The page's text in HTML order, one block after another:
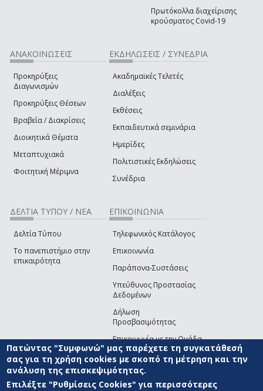
Πρωτόκολλα διαχείρισης
κρούσματος Covid-19
ΑΝΑΚΟΙΝΩΣΕΙΣ
Προκηρύξεις
Διαγωνισμών
Προκηρύξεις Θέσεων
Βραβεία / Διακρίσεις
Διοικητικά Θέματα
Μεταπτυχιακά
Φοιτητική Μέριμνα
ΕΚΔΗΛΩΣΕΙΣ / ΣΥΝΕΔΡΙΑ
Ακαδημαϊκές Τελετές
Διαλέξεις
Εκθέσεις
Εκπαιδευτικά σεμινάρια
Ημερίδες
Πολιτιστικές Εκδηλώσεις
Συνέδρια
ΔΕΛΤΙΑ ΤΥΠΟΥ / ΝΕΑ
Δελτία Τύπου
Το πανεπιστήμιο στην
επικαιρότητα
ΕΠΙΚΟΙΝΩΝΙΑ
Τηλεφωνικός Κατάλογος
Επικοινωνία
Παράπονα-Συστάσεις
Υπεύθυνος Προστασίας
Δεδομένων
Δήλωση
Προσβασιμότητας
Επικοινωνία με την Ομάδα
Ανάπτυξης του site(link sends e-mail)
© ΠΑΝΕΠΙΣΤΗΜΙΟ ΑΙΓΑΙΟΥ ΟΡΟΙ ΧΡΗΣΗΣ
ΑΝΑΠΤΥΞΗΣ
Πατώντας "Συμφωνώ" μας παρέχετε τη συγκατάθεσή
σας για τη χρήση cookies με σκοπό τη μέτρηση και την
ανάλυση της επισκεψιμότητας.
Επιλέξτε "Ρυθμίσεις Cookies" για περισσότερες